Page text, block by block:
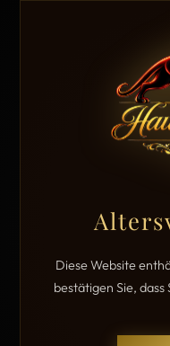
Diese Website
bestätigen Sie, dass